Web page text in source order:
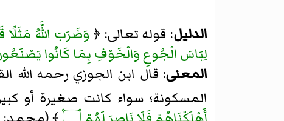
الدليل: قوله تعالى: ﴿ وَضَرَبَ اللَّهُ مَثَلًا
لِبَاسَ الْجُوعِ وَالْخَوْفِ بِمَا كَانُوا
المعنى: قال ابن الجوزي رحمه الله
المسكونة؛ سواء كانت صغيرة أو